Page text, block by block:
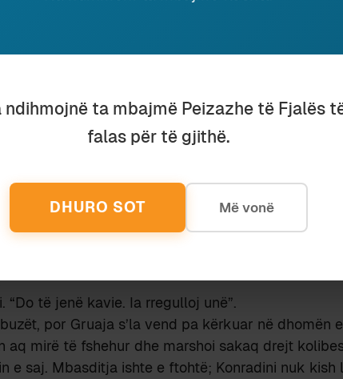
lypi një nder.
Sredni Vashtar”.
qartë. Duke qenë se Sredni Vashtar-i ishte Zot,
në botën që e urrente aq fort.
të dhomës së tij të gjumit dhe, çdo
çohej litania e brengosur: “Bëj një gjë për mua,
“Do të jenë kavie. Ia rregulloj unë”.
por Gruaja s’la vend pa kërkuar në dhomën
aq mirë të fshehur dhe marshoi sakaq drejt
e saj. Mbasditja ishte e ftohtë; Konradini nuk kish
ndihmojnë ta mbajmë Peizazhe të Fjalës
falas për të gjithë.
DHURO SOT Më vonë